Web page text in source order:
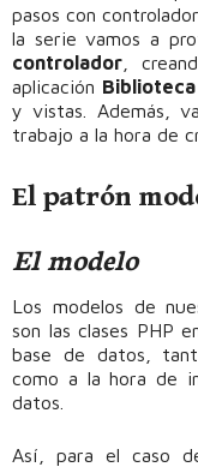
pasos con
la serie vamos a
controlador ,
aplicación Biblioteca
y vistas. Además,
trabajo a la hora de
El patrón
El modelo
Los modelos de
son las clases PHP
base de datos,
como a la hora de
datos.
Así, para el caso